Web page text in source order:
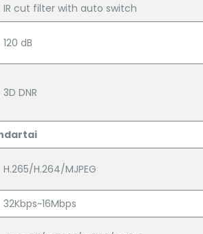
IR cut filter with auto switch
120 dB
3D DNR
H.265/H.264/MJPEG
32Kbps~16Mbps